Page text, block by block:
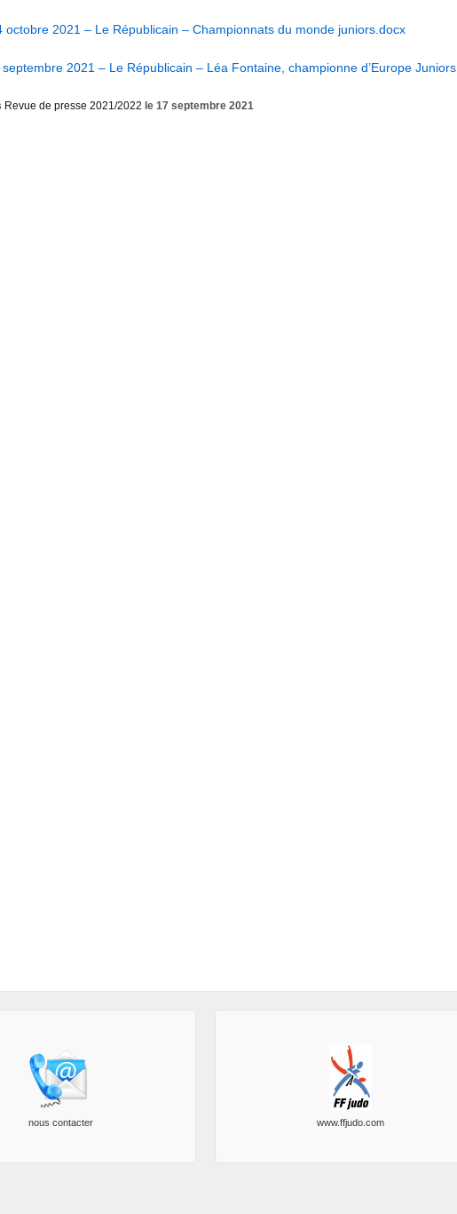
octobre 2021 – Le Républicain – Championnats du monde juniors.docx
2021 – Le Républicain – Léa Fontaine, championne d’Europe Juniors
Revue de presse 2021/2022 le 17 septembre 2021
nous contacter www.ffjudo.com